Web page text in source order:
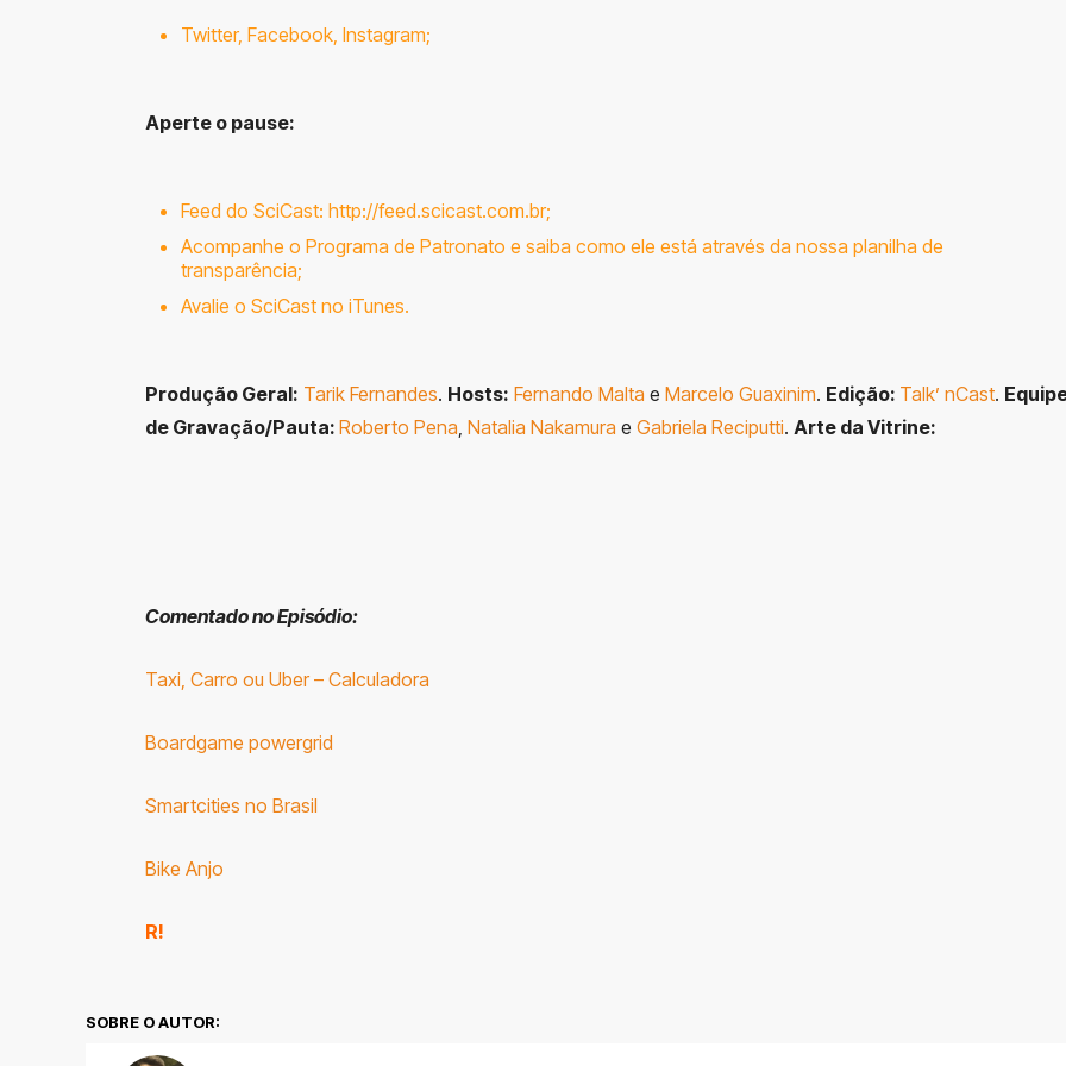
Twitter, Facebook, Instagram;
Aperte o pause:
Feed do SciCast: http://feed.scicast.com.br;
Acompanhe o Programa de Patronato e saiba como ele está através da nossa planilha de
transparência;
Avalie o SciCast no iTunes.
Produção Geral: Tarik Fernandes. Hosts: Fernando Malta e Marcelo Guaxinim. Edição: Talk’ nCast.
de Gravação/Pauta: Roberto Pena, Natalia Nakamura e Gabriela Reciputti. Arte da Vitrine:
Comentado no Episódio:
Taxi, Carro ou Uber – Calculadora
Boardgame powergrid
Smartcities no Brasil
Bike Anjo
R!
SOBRE O AUTOR: